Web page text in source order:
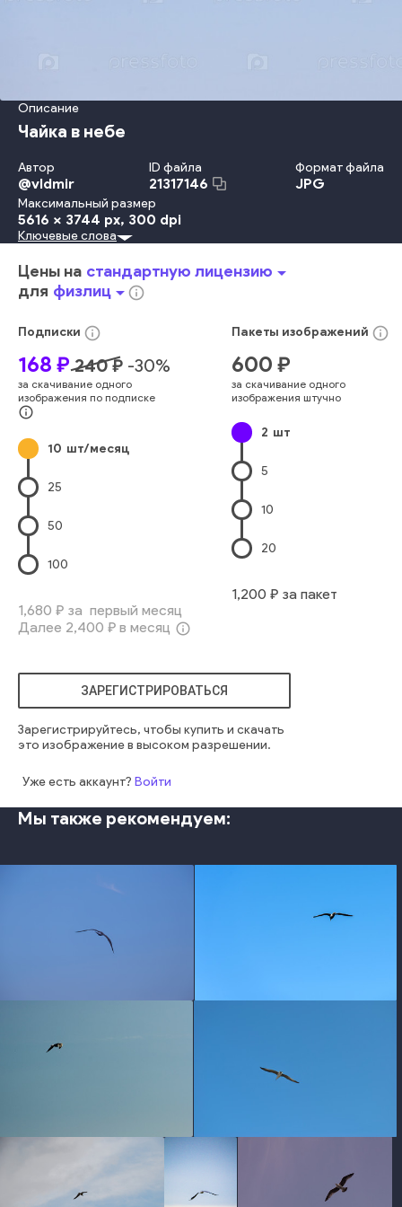
Описание
Чайка в небе
Автор
@vldmir
ID файла
21317146
Формат файла
JPG
Максимальный размер
5616 x 3744 px, 300 dpi
дикий красота небо
скольжение
морская
водоплавающая птица
хищная птица
без людей
Ключевые слова
Цены на стандартную лицензиюarrow_drop_down
для физлицarrow_drop_downinfo_outline
Подписки info_outline
168 ₽ 240₽ -30%
за скачивание одного
изображения по подписке
info_outline
10 шт/месяц
25
50
100
1,680 ₽ за первый месяц
Далее 2,400 ₽ в месяц info_outline
Пакеты изображений info_outline
600 ₽
за скачивание одного
изображения штучно
2 шт
5
10
20
1,200 ₽ за пакет
ЗАРЕГИСТРИРОВАТЬСЯ
Зарегистрируйтесь, чтобы купить и скачать
это изображение в высоком разрешении.
Уже есть аккаунт? Войти
Мы также рекомендуем: